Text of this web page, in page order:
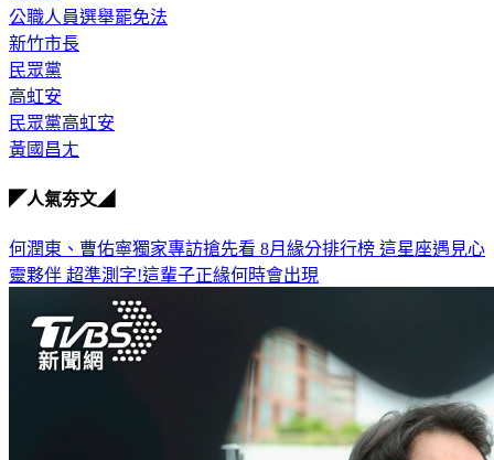
柯文哲
公職人員選舉罷免法
新竹市長
民眾黨
高虹安
民眾黨高虹安
何潤東、曹佑寧獨家專訪搶先看8月緣分排行榜 這星座遇見心
超準測字!這輩子正緣何時會出現